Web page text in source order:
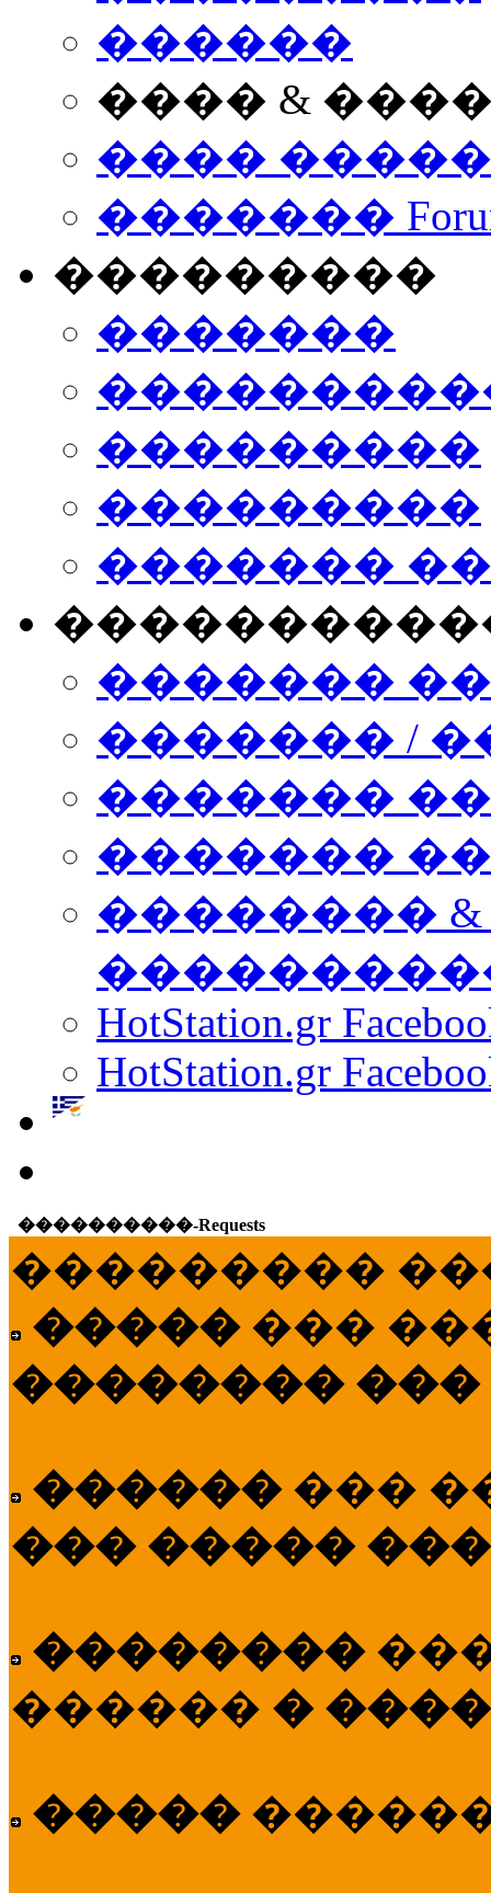
������
���� &
����
�������
���������
�������
���������
���������
�������
�������
������� /
�������
������� ���
��������
HotStation.gr
HotStation.gr
����������-Requests
���������
����� ���
�������� ���
������ ���
��� �����
��������
������ �
�����